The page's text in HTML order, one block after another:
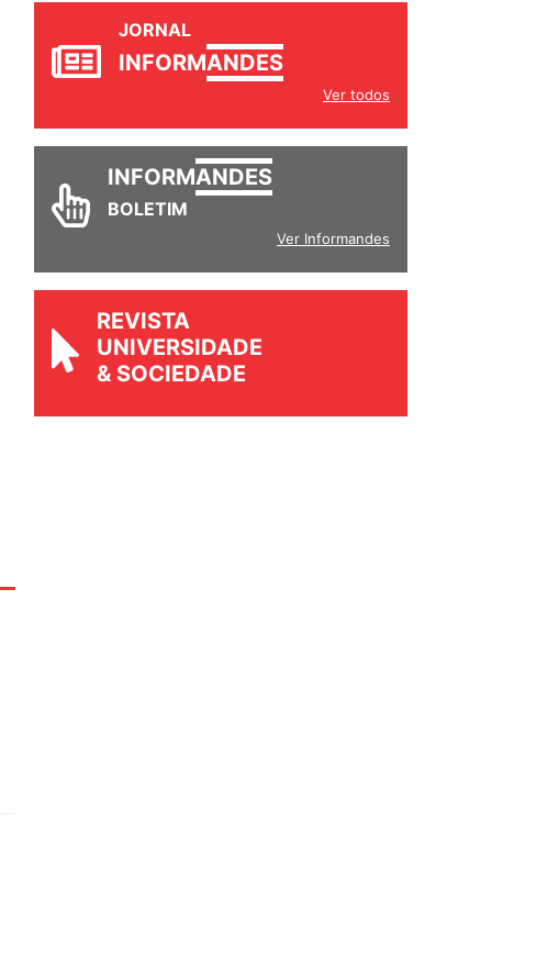
JORNAL
Ver todos
INFORM
Ver Informandes
REVISTA
UNIVERSIDADE